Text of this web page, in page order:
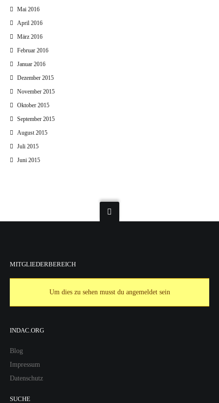
Mai 2016
April 2016
März 2016
Februar 2016
Januar 2016
Dezember 2015
November 2015
Oktober 2015
September 2015
August 2015
Juli 2015
Juni 2015
MITGLIEDERBEREICH
Um dies zu sehen musst du angemeldet sein
INDAC.ORG
Blog
Impressum
Datenschutz
SUCHE